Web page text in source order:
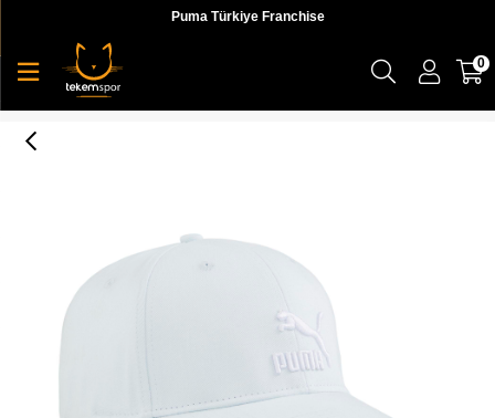
Puma Türkiye Franchise
0